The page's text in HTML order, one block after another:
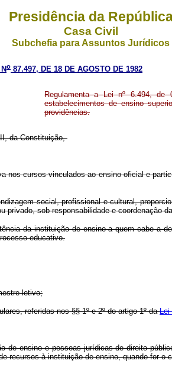
Presidência da
Casa Civil
Subchefia para Assuntos Jurídicos
o 87.497, DE 18 DE AGOSTO DE 1982
Regulamenta a Lei nº 6.494,
estabelecimentos de ensino
providências.
da Constituição,
cursos vinculados ao ensino oficial e
social, profissional e cultural,
sob responsabilidade e coordenação
da instituição de ensino a quem cabe a
educativo.
letivo;
referidas nos §§ 1º e 2º do artigo 1º daLei
ensino e pessoas jurídicas de direito
recursos à instituição de ensino, quando for o